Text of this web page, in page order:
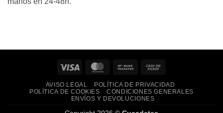
Visa MasterCardBank
Pickup
AVISO LEGAL
POLÍTICA DE PRIVACIDAD
POLÍTICA DE COOKIES
CONDICIONES GENERALES
ENVÍOS Y DEVOLUCIONES